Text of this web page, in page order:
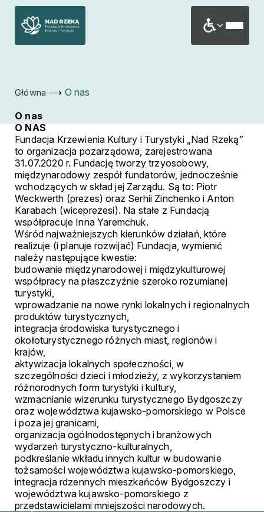
Główna ⟶ O nas
O nas
O NAS
Fundacja Krzewienia Kultury i Turystyki „Nad Rzeką”
to organizacja pozarządowa, zarejestrowana
31.07.2020 r. Fundację tworzy trzyosobowy,
międzynarodowy zespół fundatorów, jednocześnie
wchodzących w skład jej Zarządu. Są to: Piotr
Weckwerth (prezes) oraz Serhii Zinchenko i Anton
Karabach (wiceprezesi). Na stałe z Fundacją
współpracuje Inna Yaremchuk.
Wśród najważniejszych kierunków działań, które
realizuje (i planuje rozwijać) Fundacja, wymienić
należy następujące kwestie:
budowanie międzynarodowej i międzykulturowej
współpracy na płaszczyźnie szeroko rozumianej
turystyki,
wprowadzanie na nowe rynki lokalnych i regionalnych
produktów turystycznych,
integracja środowiska turystycznego i
okołoturystycznego różnych miast, regionów i
krajów,
aktywizacja lokalnych społeczności, w
szczególności dzieci i młodzieży, z wykorzystaniem
różnorodnych form turystyki i kultury,
wzmacnianie wizerunku turystycznego Bydgoszczy
oraz województwa kujawsko-pomorskiego w Polsce
i poza jej granicami,
organizacja ogólnodostępnych i branżowych
wydarzeń turystyczno-kulturalnych,
podkreślanie wkładu innych kultur w budowanie
tożsamości województwa kujawsko-pomorskiego,
integracja rdzennych mieszkańców Bydgoszczy i
województwa kujawsko-pomorskiego z
przedstawicielami mniejszości narodowych.